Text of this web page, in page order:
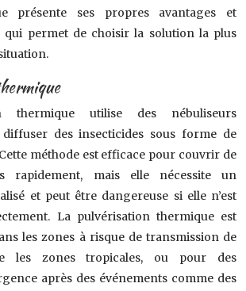
présente ses propres avantages et
qui permet de choisir la solution la plus
thermique utilise des nébuliseurs
des insecticides sous forme de
méthode est efficace pour couvrir de
rapidement, mais elle nécessite un
et peut être dangereuse si elle n’est
La pulvérisation thermique est
les zones à risque de transmission de
les zones tropicales, ou pour des
après des événements comme des